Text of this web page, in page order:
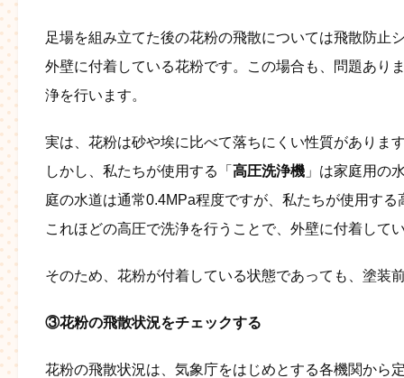
足場を組み立てた後の花粉の飛散については飛散防止
外壁に付着している花粉です。この場合も、問題あり
浄を行います。
実は、花粉は砂や埃に比べて落ちにくい性質がありま
しかし、私たちが使用する「 高圧洗浄機 」は家庭用の
庭の水道は通常0.4MPa程度ですが、私たちが使用する
これほどの高圧で洗浄を行うことで、外壁に付着して
そのため、花粉が付着している状態であっても、塗装
③花粉の飛散状況をチェックする
花粉の飛散状況は、気象庁をはじめとする各機関から